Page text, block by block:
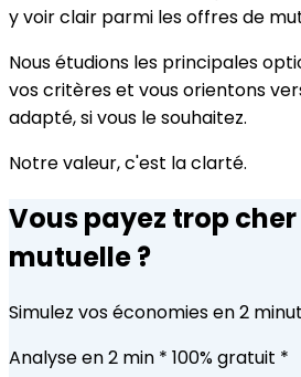
y voir clair parmi les offres de
Nous étudions les principales
vos critères et vous orientons
adapté, si vous le souhaitez.
Notre valeur, c'est la clarté.
Vous payez trop cher
mutuelle ?
Simulez vos économiesen 2
Analyse en 2 min * 100% gratuit *